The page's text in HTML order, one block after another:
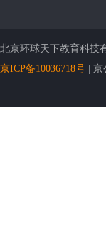
北京环球天下教育科技
京ICP备10036718号 |